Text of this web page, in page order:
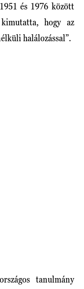
és 1976 között
hogy az
halálozással”.
tanulmány